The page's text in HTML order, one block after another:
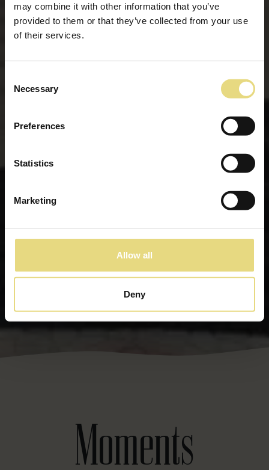
may combine it with other information that you’ve
provided to them or that they’ve collected from your use
of their services.
Selection
Necessary
Preferences
Statistics
Marketing
Allow all
Deny
Moments